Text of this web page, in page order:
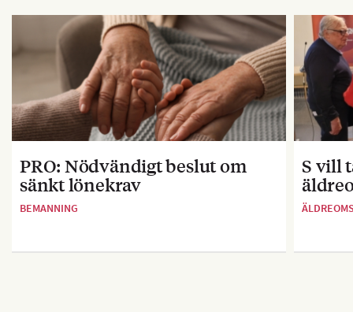
PRO: Nödvändigt beslut om
sänkt lönekrav
BEMANNING
S vill